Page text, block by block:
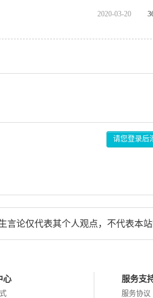
2020-03-20
请您登录后
论仅代表其个人观点，不代表本
心 服务支
服务协议